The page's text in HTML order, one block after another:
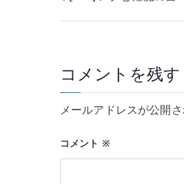
b
o
k
稿
ビ
ゲ
ー
シ
コメントを残す
メールアドレスが公開
コメント ※